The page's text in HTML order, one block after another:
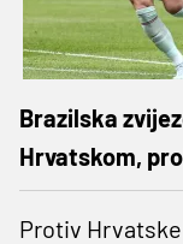
Brazilska
Hrvatskom,
Protiv